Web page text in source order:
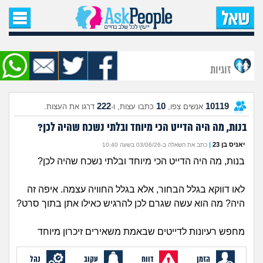
עמוד הבית
שאל שאלה
שאלות חדשות
שאלות שעוררו עניין
עצות חדשות
מתחם הטיפים
מדורים
זוגיות
10119 אנשים צפו, 10 כתבו עצות, ו-222 דרגו את העצות.
בנות, מה היה הדייט הכי מיוחד ובלתי נשכח שהיה לכן?
יאניס בן 23 | כתב את השאלה ב-03/06/26 בשעה 10:40
בנות, מה היה הדייט הכי מיוחד ובלתי נשכח שהיה לכן?
לאו דווקא בגלל הבחור, אלא בגלל החוויה עצמה. איפה זה
היה? מה הוא עשה שגרם לכן להרגיש כאילו אתן בתוך סרט?
מחפש רעיונות לדייטים שבאמת משאירים זיכרון מיוחד
הזמן דווח עקוב נהל